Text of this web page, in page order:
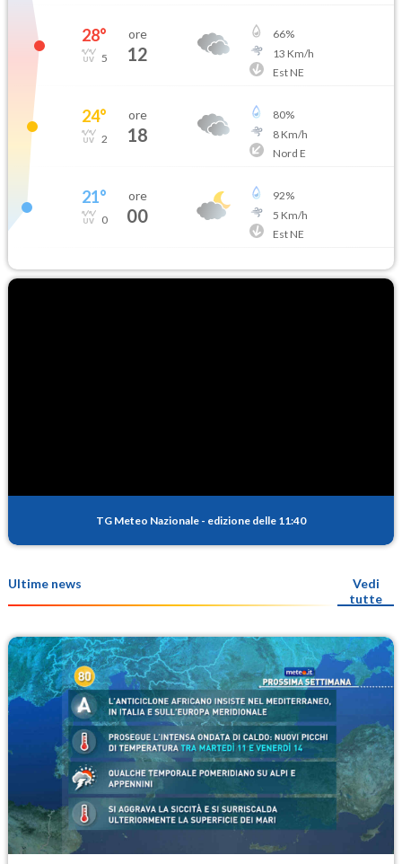
28°
5
ore
12
66%
13 Km/h
Est NE
24°
2
ore
18
80%
8Km/h
Nord E
21°
0
ore
00
92%
5 Km/h
Est NE
TG Meteo Nazionale - edizione delle 11:40
Ultime news
Vedi
tutte